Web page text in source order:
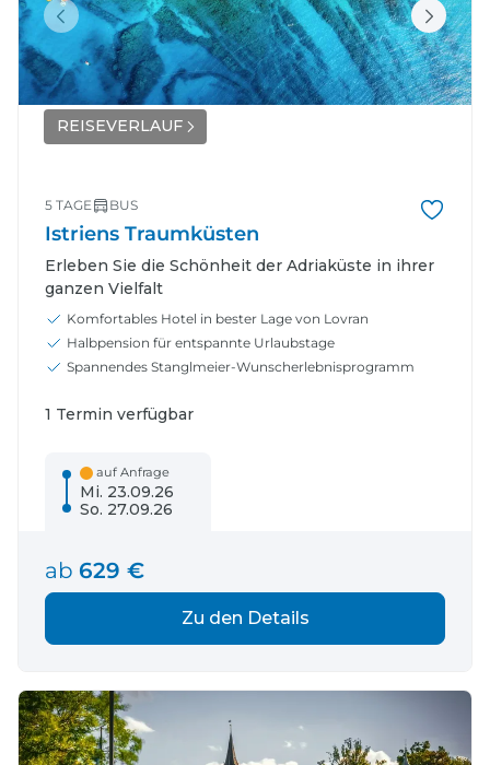
REISEVERLAUF
5 TAGE BUS
Istriens Traumküsten
Erleben Sie die Schönheit der Adriaküste in ihrer
ganzen Vielfalt
Komfortables Hotel in bester Lage von Lovran
Halbpension für entspannte Urlaubstage
Spannendes Stanglmeier-Wunscherlebnisprogramm
auf Anfrage
Mi. 23.09.26
So. 27.09.26
1 Termin verfügbar
ab 629 €
Zu den Details